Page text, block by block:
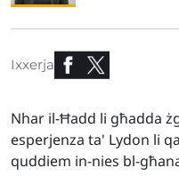
Ixxerja
Nhar il-Ħadd li għadda
esperjenza ta' Lydon li
quddiem in-nies bl-